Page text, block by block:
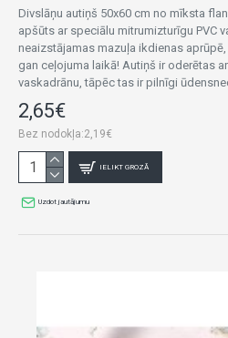
Divslāņu autiņš 50x60 cm no mīksta
apšūts ar speciālu mitrumizturīgu PVC
neaizstājamas mazuļa ikdienas
gan ceļojuma laikā! Autiņš ir oderētas
vaskadrānu, tāpēc tas ir pilnīgi
2,65€
Bez nodokļa:2,19€
IELIKT GROZĀ
Uzdot jautājumu